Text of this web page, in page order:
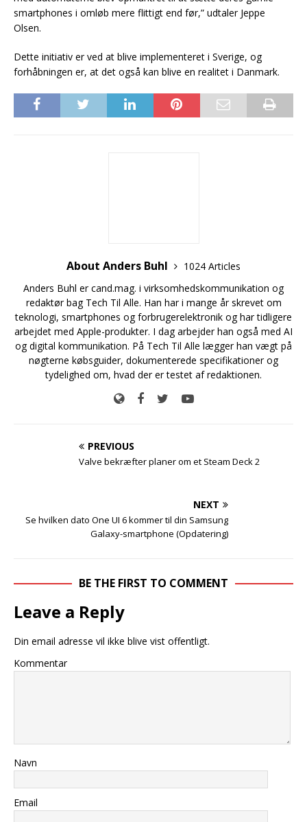
smartphones i omløb mere flittigt end før,” udtaler Jeppe
Olsen.
Dette initiativ er ved at blive implementeret i Sverige, og
forhåbningen er, at det også kan blive en realitet i Danmark.
About Anders Buhl
1024 Articles
Anders Buhl er cand.mag. i virksomhedskommunikation og
redaktør bag Tech Til Alle. Han har i mange år skrevet om
teknologi, smartphones og forbrugerelektronik og har tidligere
arbejdet med Apple-produkter. I dag arbejder han også med AI
og digital kommunikation. På Tech Til Alle lægger han vægt på
nøgterne købsguider, dokumenterede specifikationer og
tydelighed om, hvad der er testet af redaktionen.
PREVIOUS
Valve bekræfter planer om et Steam Deck 2
NEXT
Se hvilken dato One UI 6 kommer til din Samsung
Galaxy-smartphone (Opdatering)
BE THE FIRST TO COMMENT
Leave a Reply
Din email adresse vil ikke blive vist offentligt.
Kommentar
Navn
Email